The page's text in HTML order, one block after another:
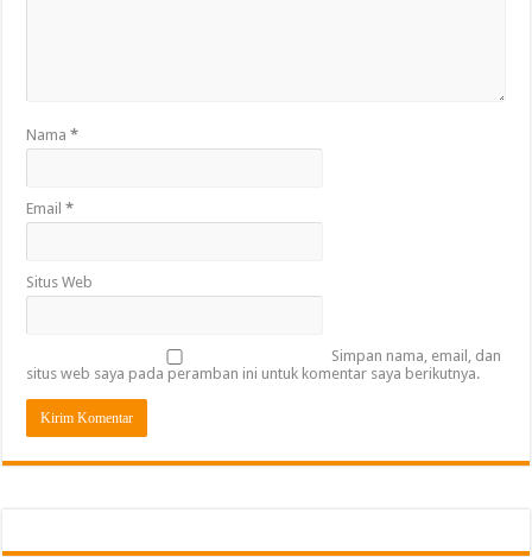
Nama*
Email*
Situs Web
Simpan nama, email, dan
situs web saya pada peramban ini untuk komentar saya berikutnya.